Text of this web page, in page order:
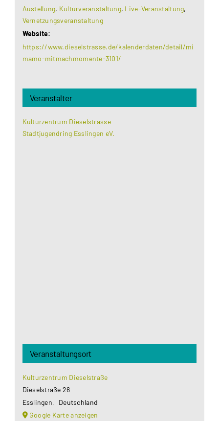
Austellung, Kulturveranstaltung, Live-Veranstaltung,
Vernetzungsveranstaltung
Website:
https://www.dieselstrasse.de/kalenderdaten/detail/mi
mamo-mitmachmomente-3101/
Veranstalter
Kulturzentrum Dieselstrasse
Stadtjugendring Esslingen eV.
Veranstaltungsort
Kulturzentrum Dieselstraße
Dieselstraße 26
Esslingen,
Deutschland
Google Karte anzeigen